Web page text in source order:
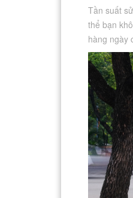
Tần suất
thể bạn
hàng ngày